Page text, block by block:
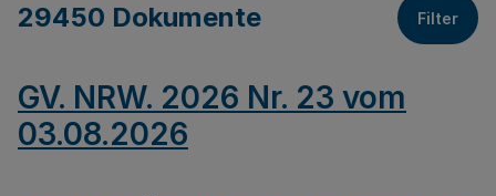
29450 Dokumente Filter
GV. NRW. 2026 Nr. 23 vom
03.08.2026